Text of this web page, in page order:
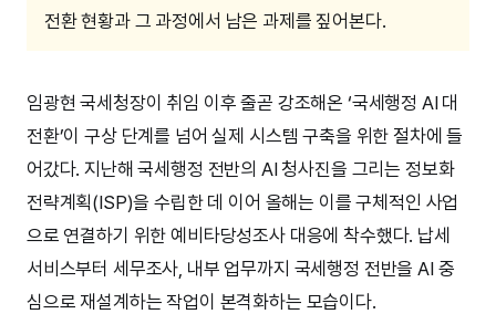
전환 현황과 그 과정에서 남은 과제를 짚어본다.
임광현 국세청장이 취임 이후 줄곧 강조해온 ‘국세행정 AI 대
전환’이 구상 단계를 넘어 실제 시스템 구축을 위한 절차에 들
어갔다. 지난해 국세행정 전반의 AI 청사진을 그리는 정보화
전략계획(ISP)을 수립한 데 이어 올해는 이를 구체적인 사업
으로 연결하기 위한 예비타당성조사 대응에 착수했다. 납세
서비스부터 세무조사, 내부 업무까지 국세행정 전반을 AI 중
심으로 재설계하는 작업이 본격화하는 모습이다.